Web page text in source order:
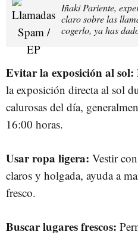
Iñaki Pariente,
claro sobre las
cogerlo, ya has
Evitar la exposición al sol:
la exposición directa al sol
calurosas del día,
16:00 horas.
Usar ropa ligera: Vestir
claros y holgada, ayuda a
fresco.
Buscar lugares frescos: